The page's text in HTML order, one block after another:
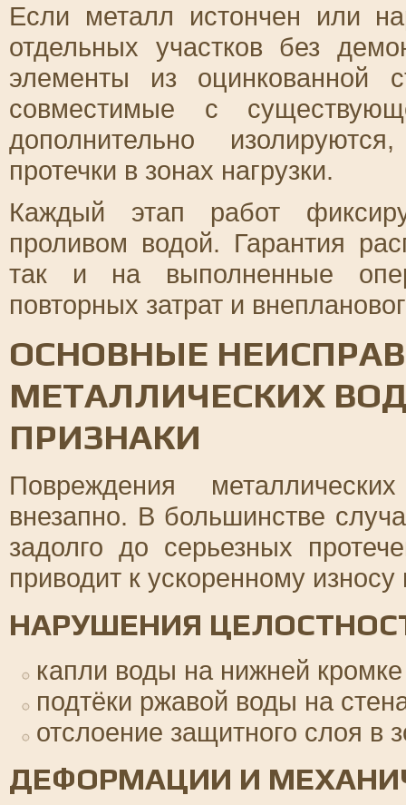
Если металл истончен или
отдельных участков без
элементы из оцинкованной
совместимые с
дополнительно
протечки в зонах нагрузки.
Каждый этап работ
проливом водой. Гарантия
так и на выполненные
повторных затрат и
ОСНОВНЫЕ
МЕТАЛЛИЧЕСКИХ
ПРИЗНАКИ
Повреждения
внезапно. В большинстве
задолго до серьезных
приводит к ускоренному
НАРУШЕНИЯ
капли воды на нижней
подтёки ржавой воды на
отслоение защитного слоя в
ДЕФОРМАЦИИ И